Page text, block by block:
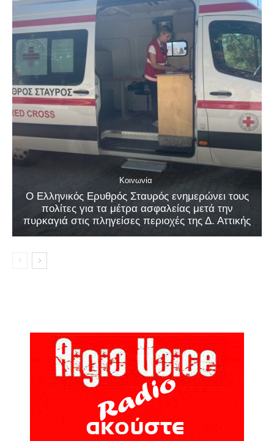
Κοινωνία
Ο Ελληνικός Ερυθρός Σταυρός ενημερώνει τους
πολίτες για τα μέτρα ασφαλείας μετά την
πυρκαγιά στις πληγείσες περιοχές της Δ. Αττικής